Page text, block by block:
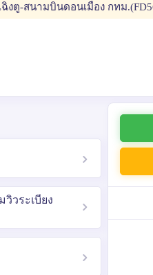
งตู-สนามบินดอนเมือง กทม
วระเบียง